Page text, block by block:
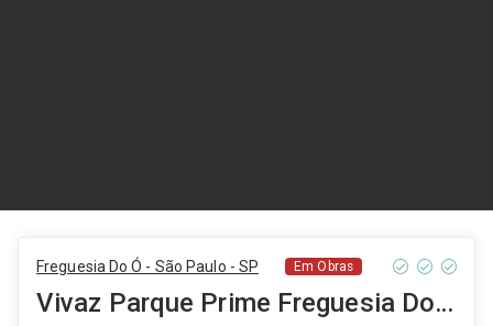
Freguesia Do Ó - São Paulo - SP Em Obras
Vivaz Parque Prime Freguesia Do Ó